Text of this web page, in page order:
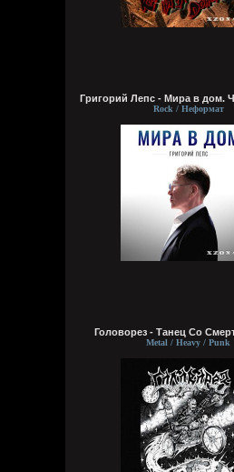
Григорий Лепс - Мира в дом.
Rock / Неформат
Головорез - Tанец Со
Metal / Heavy / Punk